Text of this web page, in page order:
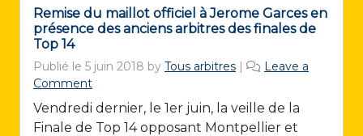
Remise du maillot officiel à Jerome Garces en
présence des anciens arbitres des finales de
Top 14
Publié le 5 juin 2018 by Tous arbitres |
Leave a
Comment
Vendredi dernier, le 1er juin, la veille de la
Finale de Top 14 opposant Montpellier et